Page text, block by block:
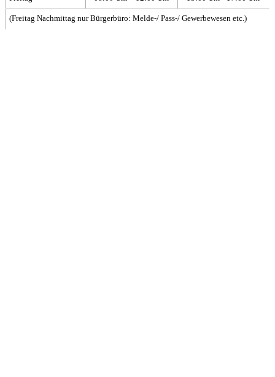
(Freitag Nachmittag nur Bürgerbüro: Melde-/ Pass-/ Gewerbewesen etc.)